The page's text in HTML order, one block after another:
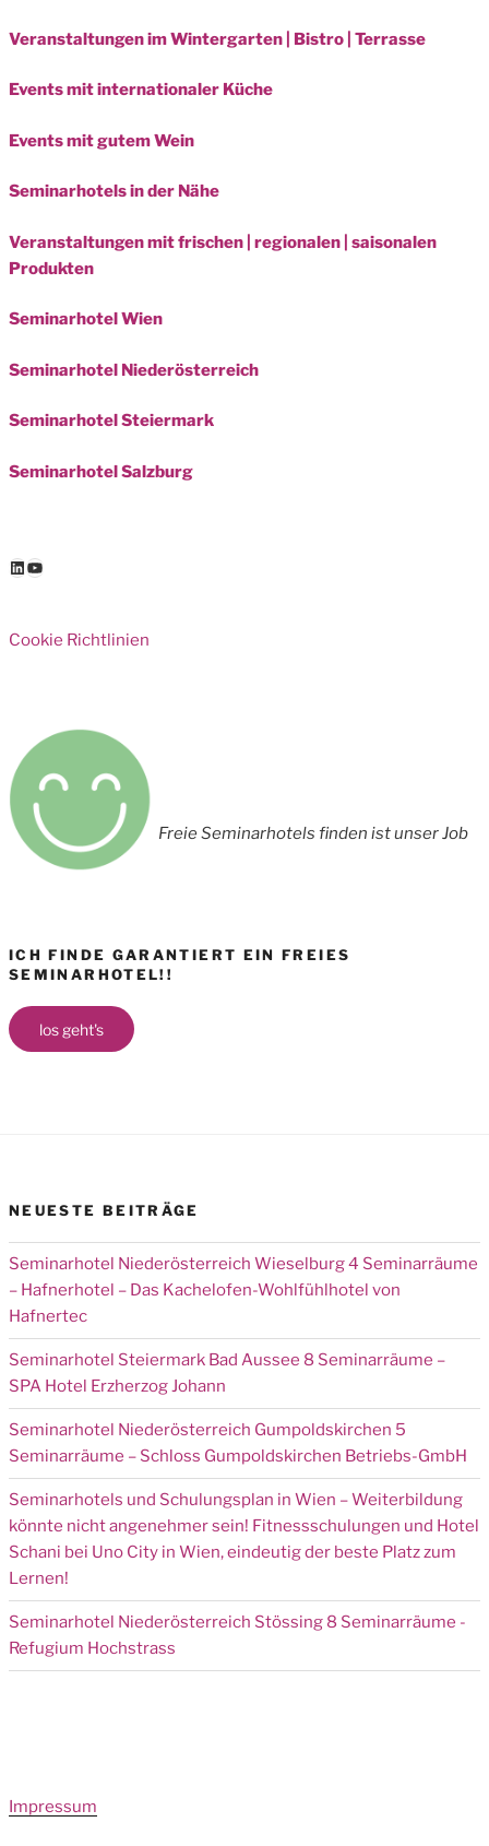
Veranstaltungen im Wintergarten | Bistro | Terrasse
Events mit internationaler Küche
Events mit gutem Wein
Seminarhotels in der Nähe
Veranstaltungen mit frischen | regionalen | saisonalen
Produkten
Seminarhotel Wien
Seminarhotel Niederösterreich
Seminarhotel Steiermark
Seminarhotel Salzburg
LinkedIn
YouTube
Cookie Richtlinien
Freie Seminarhotels finden ist unser Job
ICH FINDE GARANTIERT EIN FREIES
SEMINARHOTEL!!
los geht's
NEUESTE BEITRÄGE
Seminarhotel Niederösterreich Wieselburg 4 Seminarräume
– Hafnerhotel – Das Kachelofen-Wohlfühlhotel von
Hafnertec
Seminarhotel Steiermark Bad Aussee 8 Seminarräume –
SPA Hotel Erzherzog Johann
Seminarhotel Niederösterreich Gumpoldskirchen 5
Seminarräume – Schloss Gumpoldskirchen Betriebs-GmbH
Seminarhotels und Schulungsplan in Wien – Weiterbildung
könnte nicht angenehmer sein! Fitnessschulungen und Hotel
Schani bei Uno City in Wien, eindeutig der beste Platz zum
Lernen!
Seminarhotel Niederösterreich Stössing 8 Seminarräume -
Refugium Hochstrass
Impressum